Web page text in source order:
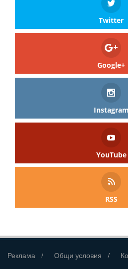
Twitter
Google+
Instagram
YouTube
RSS
Реклама Общи условия